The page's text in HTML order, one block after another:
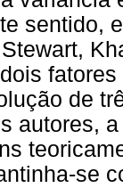
sentido,
de
autores,
se